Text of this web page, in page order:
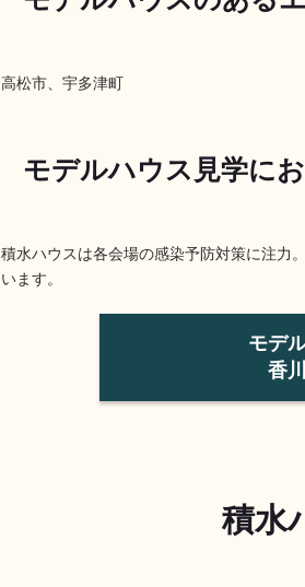
高松市、宇多津町
モデルハウス見学に
積水ハウスは各会場の感染予防対策に注力
います。
モデ
香
積水